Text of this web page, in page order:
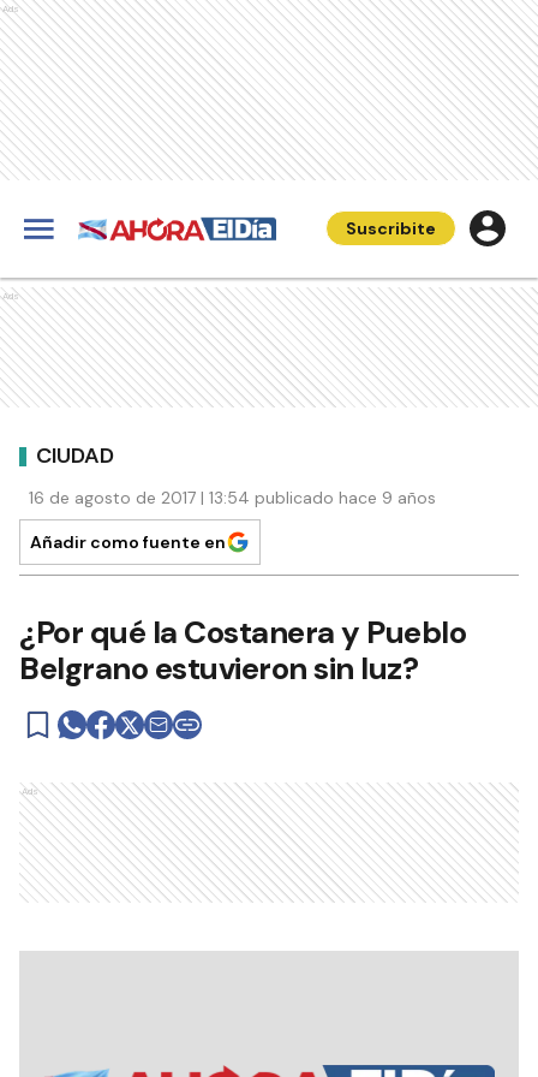
Ads
Suscribite
Ads
CIUDAD
16 de agosto de 2017 | 13:54 publicado hace 9 años
Añadir como fuente en
¿Por qué la Costanera y Pueblo
Belgrano estuvieron sin luz?
Ads